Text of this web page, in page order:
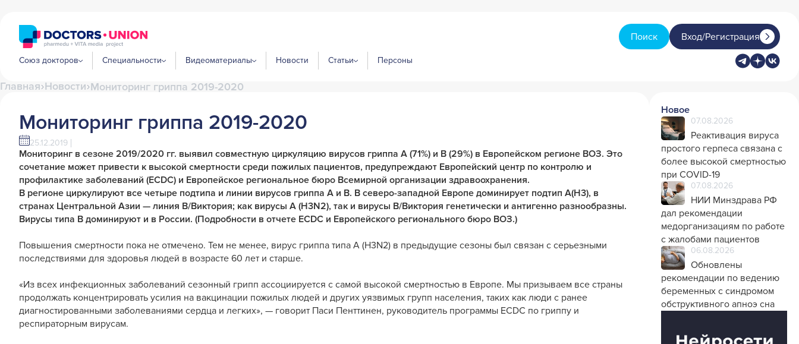
Поиск Вход/Регистрация
Союз докторов Специальности Видеоматериалы Новости Статьи Персоны
Главная Новости Мониторинг гриппа 2019-2020
Мониторинг гриппа 2019-2020
25.12.2019
Мониторинг в сезоне 2019/2020 гг. выявил совместную циркуляцию вирусов гриппа A (71%) и B (29%) в Европейском регионе ВОЗ. Это
сочетание может привести к высокой смертности среди пожилых пациентов, предупреждают Европейский центр по контролю и
профилактике заболеваний (ECDC) и Европейское региональное бюро Всемирной организации здравоохранения.
В регионе циркулируют все четыре подтипа и линии вирусов гриппа А и В. В северо-западной Европе доминирует подтип A(H3), в
странах Центральной Азии — линия B/Виктория; как вирусы А (H3N2), так и вирусы B/Виктория генетически и антигенно разнообразны.
Вирусы типа В доминируют и в России. (Подробности в отчете ECDC и Европейского регионального бюро ВОЗ.)
Повышения смертности пока не отмечено. Тем не менее, вирус гриппа типа A (H3N2) в предыдущие сезоны был связан с серьезными
последствиями для здоровья людей в возрасте 60 лет и старше.
«Из всех инфекционных заболеваний сезонный грипп ассоциируется с самой высокой смертностью в Европе. Мы призываем все страны
продолжать концентрировать усилия на вакцинации пожилых людей и других уязвимых групп населения, таких как люди с ранее
диагностированными заболеваниями сердца и легких», — говорит Паси Пенттинен, руководитель программы ECDC по гриппу и
респираторным вирусам.
Новое
07.08.2026
Реактивация вируса
простого герпеса связана с
более высокой смертностью
при COVID-19
07.08.2026
НИИ Минздрава РФ
дал рекомендации
медорганизациям по работе
с жалобами пациентов
06.08.2026
Обновлены
рекомендации по ведению
беременных с синдромом
обструктивного апноэ сна